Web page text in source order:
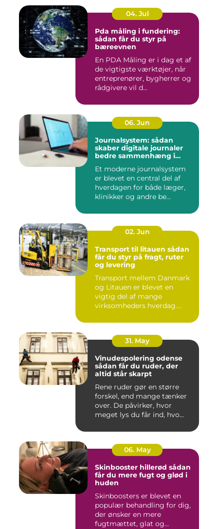
04. Jul
Pda måling i fundering:
sådan får du styr på
bæreevnen
En PDA Måling er i dag et af
de vigtigste værktøjer, når
entreprenører, bygherrer og
rådgivere vil d...
06. Jun
Journalsystem: sådan
skaber digitale journaler
bedre sammenhæng i
Et moderne journalsystem
er blevet en central del af
hverdagen for både læger,
klinikker og andre be...
02. Jun
Transport til litauen sådan
får du styr på fragt, ruter
og levering
Transport mellem Danmark
og Litauen er blevet en
vigtig del af mange
virksomheders hverdag.
31. May
Vinudespolering odense
sådan får du ruder, der
altid står skarpt
Rene ruder gør en større
forskel, end mange tænker
over. De påvirker, hvor
meget lys du får ind, hvo...
06. May
Skinbooster hillerød sådan
får du mere fugt og glød i
huden
Skinboosters er blevet en
populær behandling for dig,
der ønsker en mere
fugtmættet, glat og